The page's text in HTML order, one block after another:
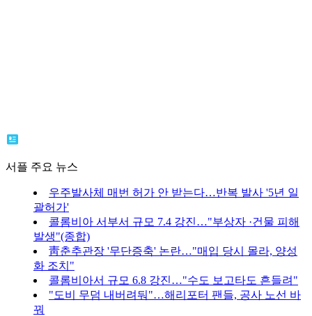
서플 주요 뉴스
우주발사체 매번 허가 안 받는다…반복 발사 '5년 일
괄허가'
콜롬비아 서부서 규모 7.4 강진…"부상자 ·건물 피해
발생"(종합)
靑춘추관장 '무단증축' 논란…"매입 당시 몰라, 양성
화 조치"
콜롬비아서 규모 6.8 강진…"수도 보고타도 흔들려"
"도비 무덤 내버려둬"…해리포터 팬들, 공사 노선 바
꿔